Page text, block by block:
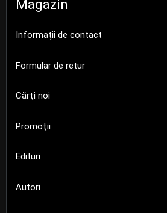
Magazin
Informații de contact
Formular de retur
Cărţi noi
Promoţii
Edituri
Autori